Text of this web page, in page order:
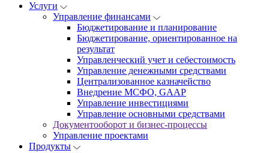
Услуги
Управление финансами
Бюджетирование и планирование
Бюджетирование, ориентированное на
результат
Управленческий учет и себестоимость
Управление денежными средствами
Централизованное казначейство
Внедрение МСФО, GAAP
Управление инвестициями
Управление основными средствами
Документооборот и бизнес-процессы
Управление проектами
Продукты